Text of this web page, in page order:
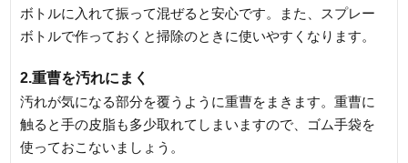
ボトルに入れて振って混ぜると安心です。また、スプレー
ボトルで作っておくと掃除のときに使いやすくなります。
2.重曹を汚れにまく
汚れが気になる部分を覆うように重曹をまきます。重曹に
触ると手の皮脂も多少取れてしまいますので、ゴム手袋を
使っておこないましょう。